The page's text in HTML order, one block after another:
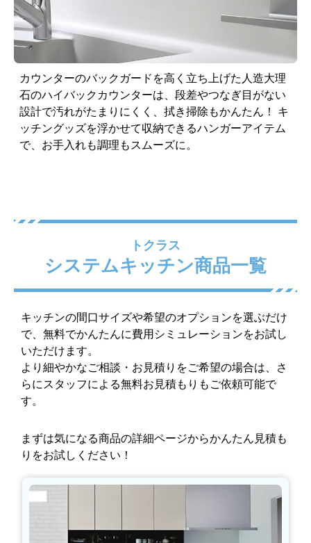
カウンターのバックガードを高く立ち上げた人造大理
石のハイバックカウンターは、段差やつなぎ目がない
設計で汚れがたまりにくく、拭き掃除もかんたん！ キ
ッチングッズを浮かせて収納できるハンガーアイテム
で、お手入れも調理もスムーズに。
トクラス
システムキッチン商品一覧
キッチンの間口サイズや希望のオプションを選ぶだけ
で、無料でかんたんに費用シミュレーションをお試し
いただけます。
より細やかなご相談・お見積りをご希望の場合は、さ
らにスタッフによる無料お見積もりもご依頼可能で
す。
まずは気になる商品の詳細ページからかんたん見積も
りをお試しください！